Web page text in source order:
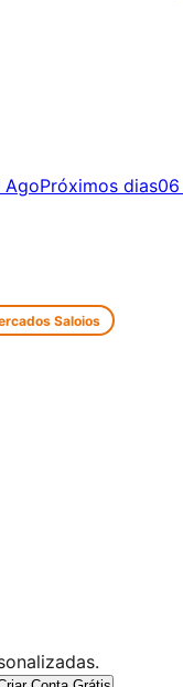
AgoPróximos dias06
Saloios